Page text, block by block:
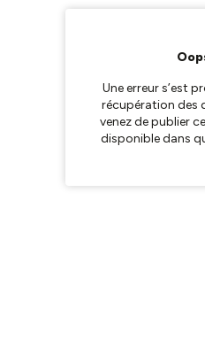
Une erreur s’est
récupération des
venez de publier
disponible dans